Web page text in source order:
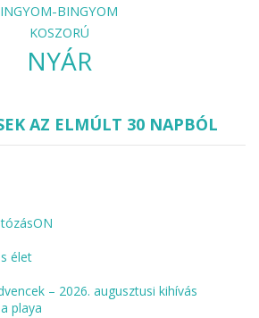
INGYOM-BINGYOM
KOSZORÚ
NYÁR
AZ ELMÚLT 30 NAPBÓL
élet
– 2026. augusztusi kihívás
playa